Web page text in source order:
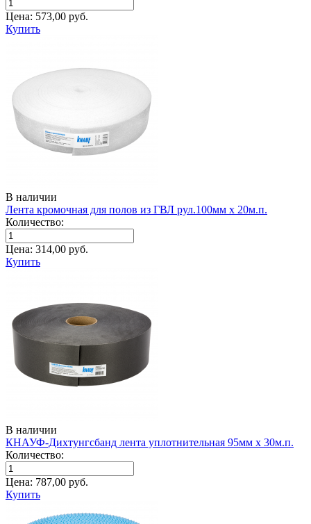
Цена: 573,00 руб.
Купить
В наличии
Лента кромочная для полов из ГВЛ рул.100мм х 20м.п.
Количество:
Цена: 314,00 руб.
Купить
В наличии
КНАУФ-Дихтунгсбанд лента уплотнительная 95мм х 30м.п.
Количество:
Цена: 787,00 руб.
Купить